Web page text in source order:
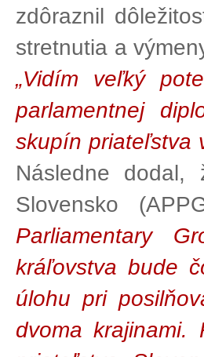
zdôraznil
stretnutia a
„Vidím veľký
parlamentnej
skupín priateľstva
Následne dodal,
Slovensko
Parliamentary
kráľovstva bude
úlohu pri
dvoma krajinami.